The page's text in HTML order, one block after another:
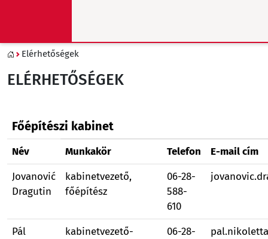
Elérhetőségek
ELÉRHETŐSÉGEK
Főépítészi kabinet
Név Munkakör Telefon
E-mail cím
Jovanović
Dragutin
kabinetvezető,
főépítész
06-28-
588-
610
Pál
kabinetvezető-
06-28-